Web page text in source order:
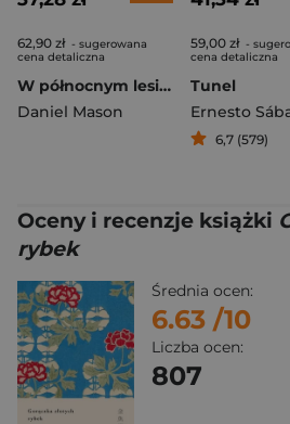
62,90 zł - sugerowana
cena detaliczna
W północnym lesie wyd. 2026
Daniel Mason
59,00 zł -
cena detaliczna
Tunel
Ernesto
6,7 (579)
Oceny i recenzje książki
rybek
Średnia ocen:
6.63 /10
Liczba ocen:
807